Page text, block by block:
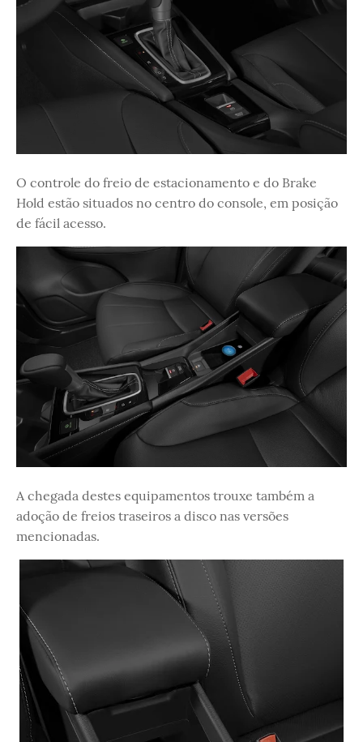
O controle do freio de estacionamento e do Brake
Hold estão situados no centro do console, em posição
de fácil acesso.
A chegada destes equipamentos trouxe também a
adoção de freios traseiros a disco nas versões
mencionadas.